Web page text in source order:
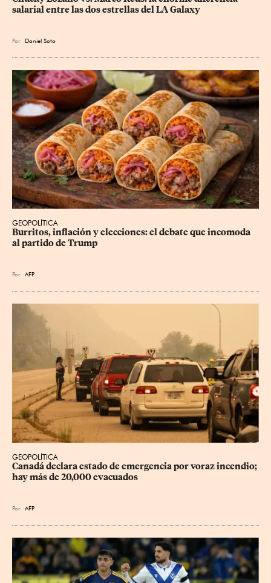
salarial entre las dos estrellas del LA Galaxy
Por Daniel Soto
GEOPOLÍTICA
Burritos, inflación y elecciones: el debate que incomoda
al partido de Trump
Por AFP
GEOPOLÍTICA
Canadá declara estado de emergencia por voraz incendio;
hay más de 20,000 evacuados
Por AFP